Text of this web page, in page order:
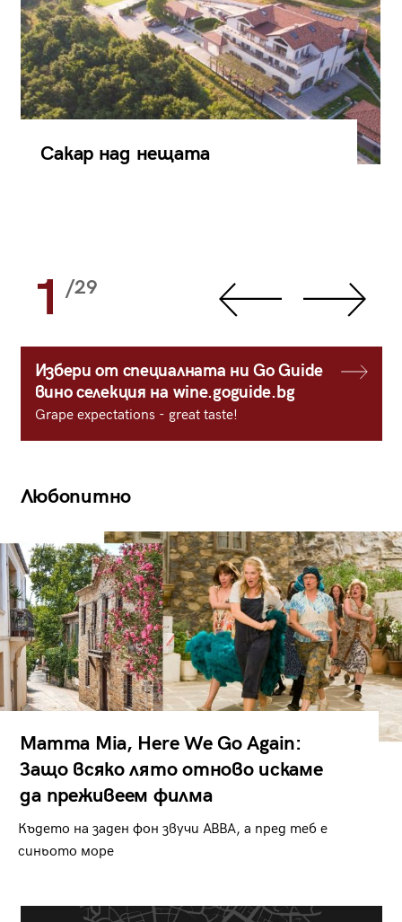
Сакар над нещата
1 /29
Избери от специалната ни Go Guide
вино селекция на wine.goguide.bg
Grape expectations - great taste!
Любопитно
Mamma Mia, Here We Go Again:
Защо всяко лято отново искаме
да преживеем филма
Където на заден фон звучи ABBA, а пред теб е
синьото море